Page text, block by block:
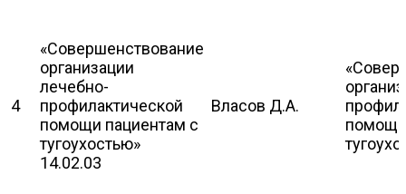
4
«Совершенствование
организации
лечебно-
профилактической
помощи пациентам с
тугоухостью»
14.02.03
Власов Д.А.